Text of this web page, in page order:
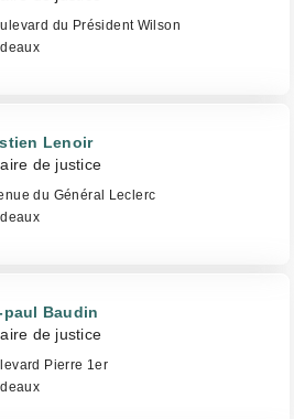
du Président Wilson
Lenoir
de justice
du Général Leclerc
paul Baudin
de justice
Pierre 1er